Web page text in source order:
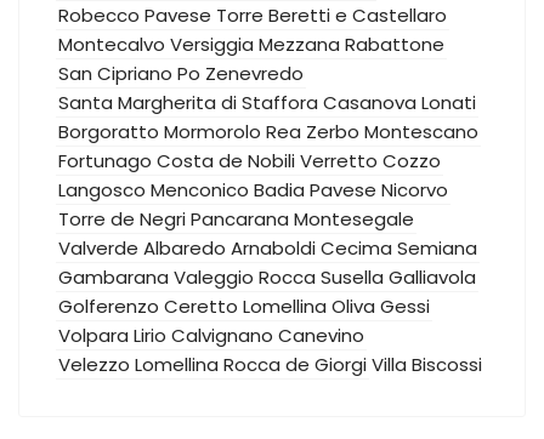
Robecco Pavese Torre Beretti e Castellaro
Montecalvo Versiggia Mezzana Rabattone
San Cipriano Po Zenevredo
Santa Margherita di Staffora Casanova Lonati
Borgoratto Mormorolo Rea Zerbo Montescano
Fortunago Costa de NobiliVerretto Cozzo
Langosco Menconico Badia Pavese Nicorvo
Torre de NegriPancarana Montesegale
Valverde Albaredo ArnaboldiCecima Semiana
Gambarana Valeggio Rocca Susella Galliavola
Golferenzo Ceretto Lomellina Oliva Gessi
Volpara Lirio Calvignano Canevino
Velezzo Lomellina Rocca de GiorgiVilla Biscossi